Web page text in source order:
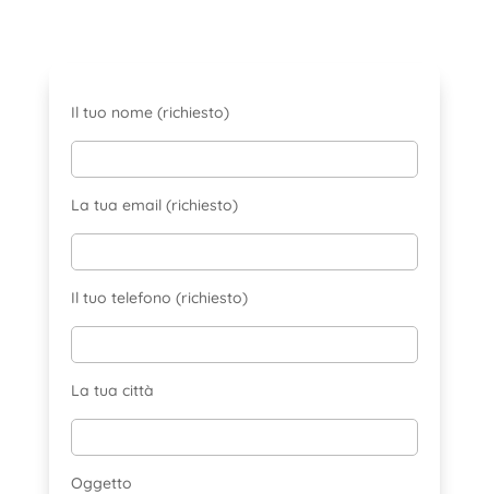
Il tuo nome (richiesto)
La tua email (richiesto)
Il tuo telefono (richiesto)
La tua città
Oggetto